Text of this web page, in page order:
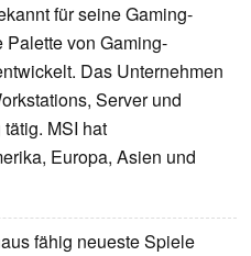
für seine Gaming-
Palette von Gaming-
Das Unternehmen
Server und
MSI hat
Europa, Asien und
fähig neueste Spiele